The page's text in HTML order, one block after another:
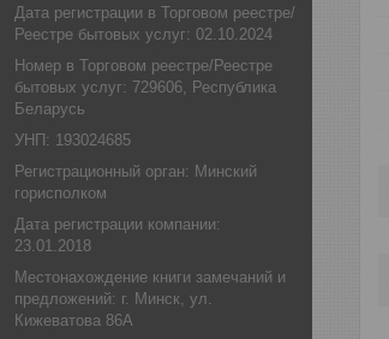
Дата регистрации в Торговом реестре/
Реестре бытовых услуг: 02.10.2024
Номер в Торговом реестре/Реестре
бытовых услуг: 729606, Республика
Беларусь
УНП: 193024685
Регистрационный орган: Минский
горисполком
Дата регистрации компании:
23.01.2018
Местонахождение книги замечаний и
предложений: г. Минск, ул.
Кижеватова 86А